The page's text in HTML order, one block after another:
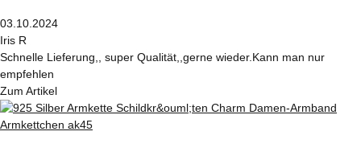
03.10.2024
Iris R
Schnelle Lieferung,, super Qualität,,gerne wieder.Kann man nur
empfehlen
Zum Artikel